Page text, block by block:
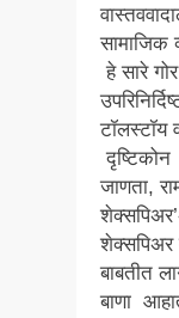
सामाजिक
हे सारे
टॉलस्टॉय
जाणता,
शेक्सपिअर
बाबतीत
बाणा